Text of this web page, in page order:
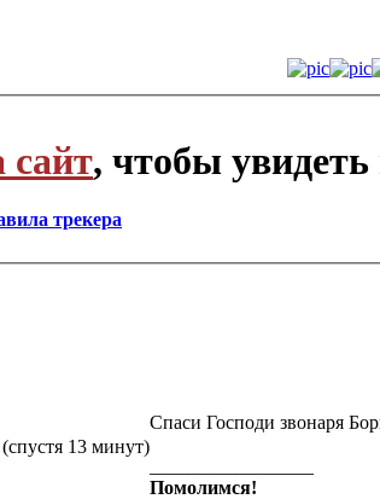
сайт, чтобы
трекера
(спустя 13 минут)
Спаси Господи звонаря
Помолимся!